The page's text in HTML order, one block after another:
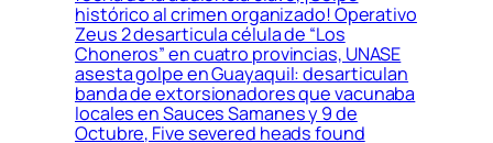
histórico al crimen organizado! Operativo
Zeus 2 desarticula célula de “Los
Choneros” en cuatro provincias, UNASE
asesta golpe en Guayaquil: desarticulan
banda de extorsionadores que vacunaba
locales en Sauces Samanes y 9 de
Octubre, Five severed heads found